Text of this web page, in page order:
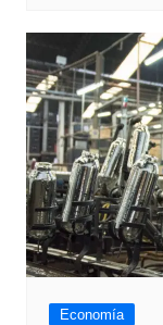
Economía